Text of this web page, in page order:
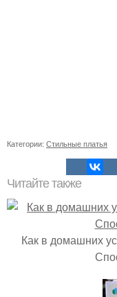
Категории: Стильные платья
Читайте также
Как в домашних